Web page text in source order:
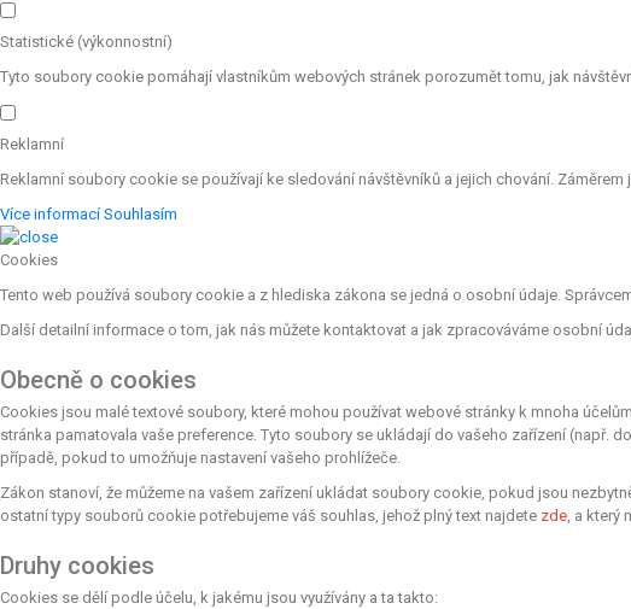
Statistické (výkonnostní)
Tyto soubory cookie pomáhají vlastníkům webových stránek porozumět tomu, jak
Reklamní
Reklamní soubory cookie se používají ke sledování návštěvníků a jejich chování.
Více informací Souhlasím
Cookies
Tento web používá soubory cookie a z hlediska zákona se jedná o osobní údaje.
Další detailní informace o tom, jak nás můžete kontaktovat a jak zpracováváme osobní
Obecně o cookies
Cookies jsou malé textové soubory, které mohou používat webové stránky k mnoha
stránka pamatovala vaše preference. Tyto soubory se ukládají do vašeho zařízení
případě, pokud to umožňuje nastavení vašeho prohlížeče.
Zákon stanoví, že můžeme na vašem zařízení ukládat soubory cookie, pokud jsou
ostatní typy souborů cookie potřebujeme váš souhlas, jehož plný text najdete zde, a který
Druhy cookies
Cookies se dělí podle účelu, k jakému jsou využívány a ta takto: